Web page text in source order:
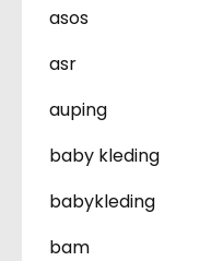
asos
asr
auping
baby kleding
babykleding
bam